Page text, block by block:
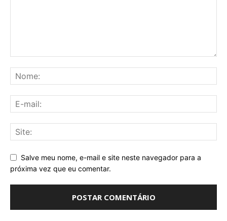
Salve meu nome, e-mail e site neste navegador para a
próxima vez que eu comentar.